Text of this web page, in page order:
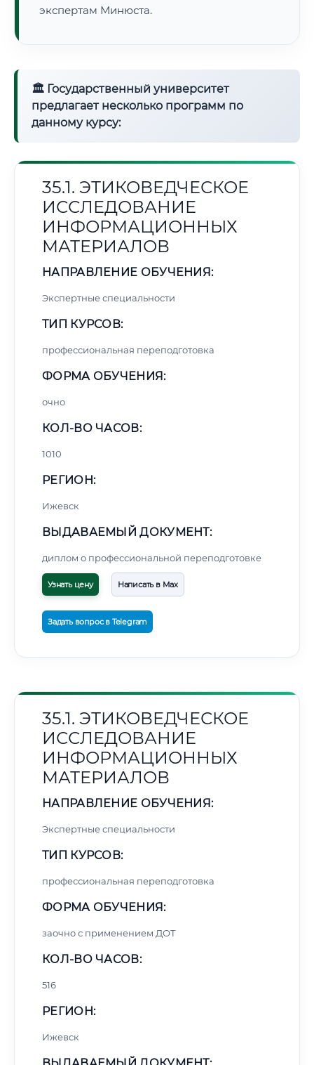
экспертам Минюста.
🏛 Государственный университет
предлагает несколько программ по
данному курсу:
35.1. ЭТИКОВЕДЧЕСКОЕ
ИССЛЕДОВАНИЕ
ИНФОРМАЦИОННЫХ
МАТЕРИАЛОВ
НАПРАВЛЕНИЕ ОБУЧЕНИЯ:
Экспертные специальности
ТИП КУРСОВ:
профессиональная переподготовка
ФОРМА ОБУЧЕНИЯ:
очно
КОЛ-ВО ЧАСОВ:
1010
РЕГИОН:
Ижевск
ВЫДАВАЕМЫЙ ДОКУМЕНТ:
диплом о профессиональной переподготовке
Узнать цену Написать в Max
Задать вопрос в Telegram
35.1. ЭТИКОВЕДЧЕСКОЕ
ИССЛЕДОВАНИЕ
ИНФОРМАЦИОННЫХ
МАТЕРИАЛОВ
НАПРАВЛЕНИЕ ОБУЧЕНИЯ:
Экспертные специальности
ТИП КУРСОВ:
профессиональная переподготовка
ФОРМА ОБУЧЕНИЯ:
заочно с применением ДОТ
КОЛ-ВО ЧАСОВ:
516
РЕГИОН:
Ижевск